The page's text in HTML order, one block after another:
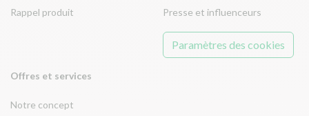
Rappel produit
Offres et services
Notre concept
Presse et influenceurs
Paramètres des cookies